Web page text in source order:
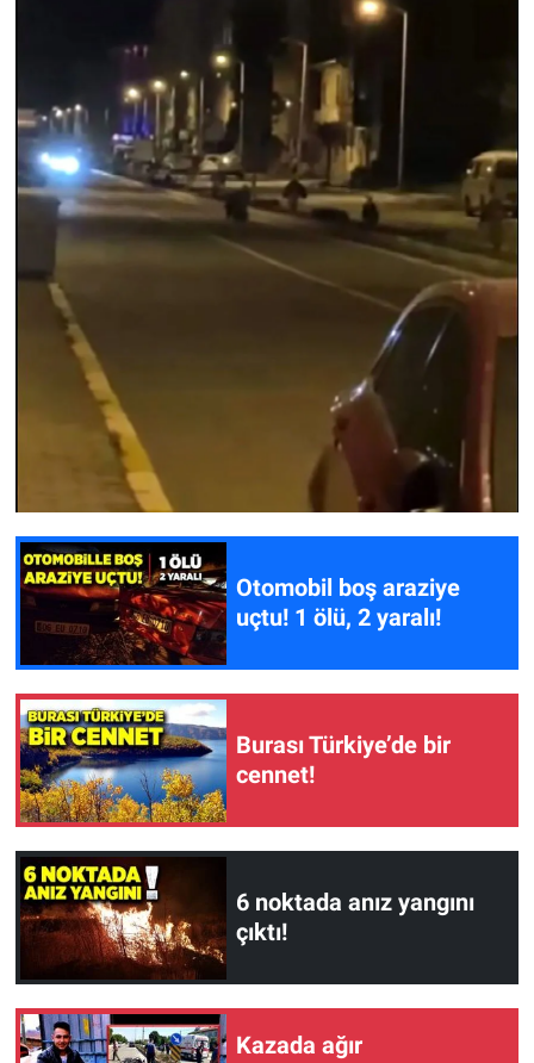
Otomobil boş araziye
uçtu! 1 ölü, 2 yaralı!
Burası Türkiye’de bir
cennet!
6 noktada anız yangını
çıktı!
Kazada ağır